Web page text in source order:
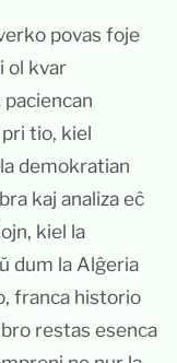
povas foje
ol kvar
tio, kiel
demokratian
kaj analiza eĉ
kiel la
dum la Alĝeria
franca historio
restas esenca